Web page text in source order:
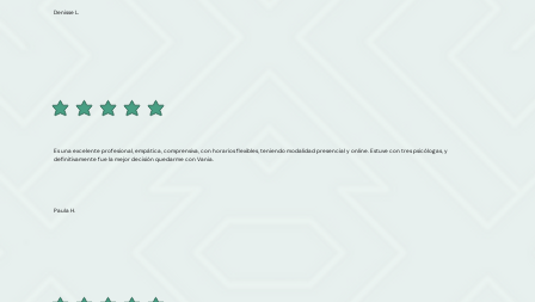
Denisse L.
Es una excelente profesional, empática, comprensiva, con horarios flexibles, teniendo modalidad presencial y online. Estuve con tres psicólogas, y
definitivamente fue la mejor decisión quedarme con Vania.
Paula H.